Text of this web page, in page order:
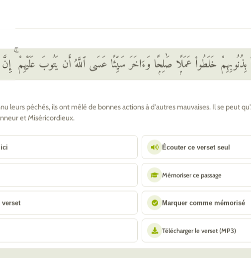
les transgresseurs.
s'ils se repentent, accomplissent la Salat et acquittent la Zakat, ils
vos frères en religion. Nous exposons intelligiblement les
des gens qui savent.
si, après le pacte, ils violent leurs serments et attaquent votre
alors les chefs de la mécréance -car, ils ne tiennent aucun
combattrez-vous pas des gens qui ont violé leurs serments, qui ont
بِذُنُوبِهِمْ خَلَطُوا۟ عَمَلًۭا صَٰلِحًۭا وَءَاخَرَ سَيِّئًا عَسَى ٱللَّهُ أَن يَتُوبَ عَلَيْهِمْ
leurs péchés, ils ont mêlé de bonnes actions à d'autres mauvaises. Il se peut
et Miséricordieux.
Écouter ce verset seul
Mémoriser ce passage
verset Marquer comme mémorisé
Télécharger le verset (MP3)